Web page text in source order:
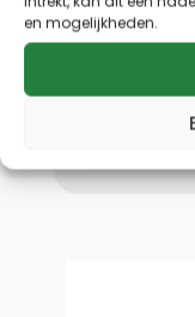
en mogelijkheden.
padelspelers